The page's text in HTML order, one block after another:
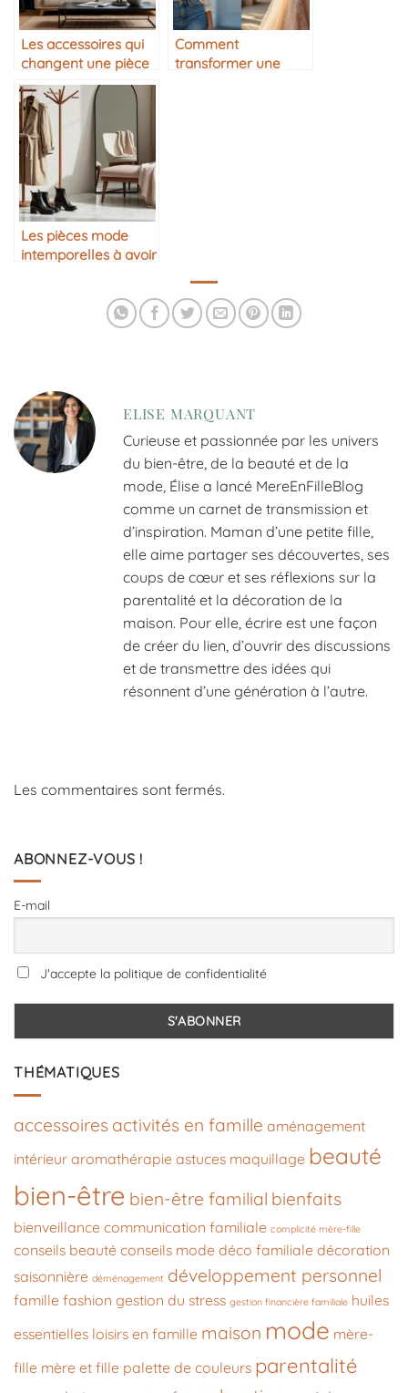
Les accessoires qui
changent une pièce
Comment
transformer une
Les pièces mode
intemporelles à avoir
ELISE MARQUANT
Curieuse et passionnée par les univers
du bien-être, de la beauté et de la
mode, Élise a lancé MereEnFilleBlog
comme un carnet de transmission et
d’inspiration. Maman d’une petite fille,
elle aime partager ses découvertes, ses
coups de cœur et ses réflexions sur la
parentalité et la décoration de la
maison. Pour elle, écrire est une façon
de créer du lien, d’ouvrir des discussions
et de transmettre des idées qui
résonnent d’une génération à l’autre.
Les commentaires sont fermés.
ABONNEZ-VOUS !
E-mail
J'accepte la politique de confidentialité
THÉMATIQUES
accessoires activités en famille aménagement
intérieur aromathérapie astuces maquillage beauté
bien-être bien-être familial bienfaits
bienveillance communication familiale complicité mère-fille
conseils beauté conseils mode déco familiale décoration
saisonnière déménagement développement personnel
famille fashion gestion du stress gestion financière familiale huiles
essentielles loisirs en famille maison mode mère-
fille mère et fille palette de couleurs parentalité